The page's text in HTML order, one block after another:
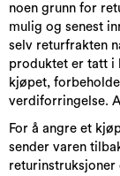
noen grunn for
mulig og senest
selv returfrakten
produktet er tatt i
kjøpet,
verdiforringelse.
For å angre et
sender varen
returinstruksjoner